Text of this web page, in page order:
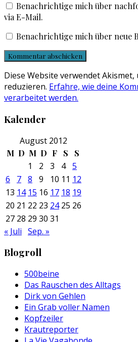
Benachrichtige mich über
via E-Mail.
Benachrichtige mich über neue
Diese Website verwendet Akismet,
reduzieren. Erfahre, wie deine
verarbeitet werden.
Kalender
August 2012
M D M D F S S
1 2 3 4 5
6
7 8 9 10 11 12
13 14 15 16 17 18 19
20 21 22 23 24 25 26
27 28 29 30 31
« Juli Sep. »
Blogroll
500beine
Das Rauschen des Alltags
Dirk von Gehlen
Ein Grab voller Namen
Kopfzeiler
Krautreporter